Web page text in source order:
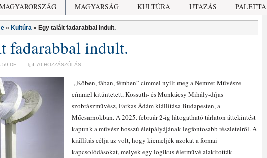
MAGYARSÁG KULTÚRA UTAZÁS PALETTA
» Kultúra » Egy talált fadarabbal indult.
fadarabbal indult.
DE. 70 HOZZÁSZÓLÁS
„Kőben, fában, fémben” címmel nyílt meg a Nemzet Művésze
címmel kitüntetett, Kossuth- és Munkácsy Mihály-díjas
szobrászművész, Farkas Ádám kiállítása Budapesten, a
Műcsarnokban. A 2025. február 2-ig látogatható tárlaton áttekintést
kapunk a művész hosszú életpályájának legfontosabb részleteiről. A
kiállítás célja az volt, hogy kiemeljék azokat a formai
kapcsolódásokat, melyek egy logikus életművé alakították